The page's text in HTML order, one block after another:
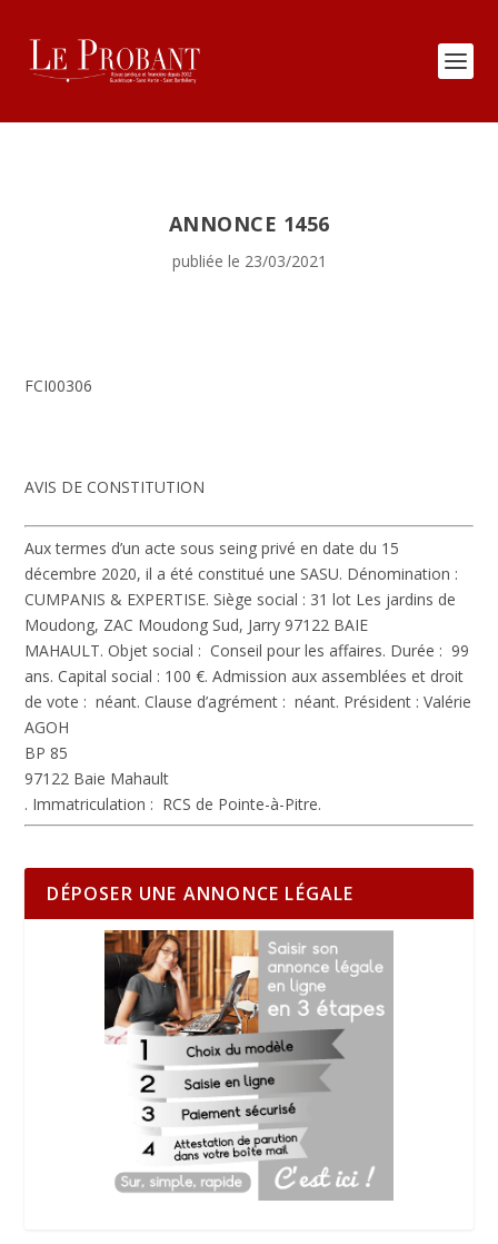
ANNONCE 1456
publiée le 23/03/2021
FCI00306
AVIS DE CONSTITUTION
Aux termes d’un acte sous seing privé en date du 15
décembre 2020, il a été constitué une SASU. Dénomination :
CUMPANIS & EXPERTISE. Siège social : 31 lot Les jardins de
Moudong, ZAC Moudong Sud, Jarry 97122 BAIE
MAHAULT.Objet social : Conseil pour les affaires. Durée : 99
ans. Capital social : 100 €.Admission aux assemblées et droit
de vote : néant.Clause d’agrément : néant. Président :Valérie
AGOH
BP 85
97122 Baie Mahault
. Immatriculation : RCS de Pointe-à-Pitre.
DÉPOSER UNE ANNONCE LÉGALE